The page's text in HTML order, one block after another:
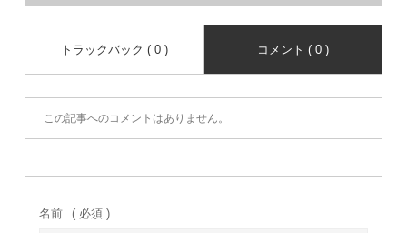
トラックバック ( 0 ) コメント ( 0 )
この記事へのコメントはありません。
名前 ( 必須 )